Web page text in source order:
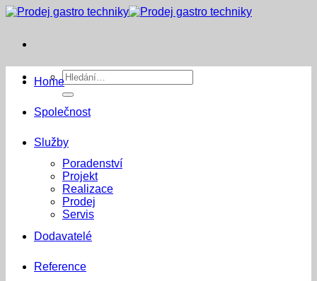
Přeskočit
Hledat:
Home
Společnost
Služby
Poradenství
Projekt
Realizace
Prodej
Servis
Dodavatelé
Reference